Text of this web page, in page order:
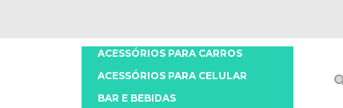
ACESSÓRIOS PARA CARROS
ACESSÓRIOS PARA CELULAR
BAR E BEBIDAS